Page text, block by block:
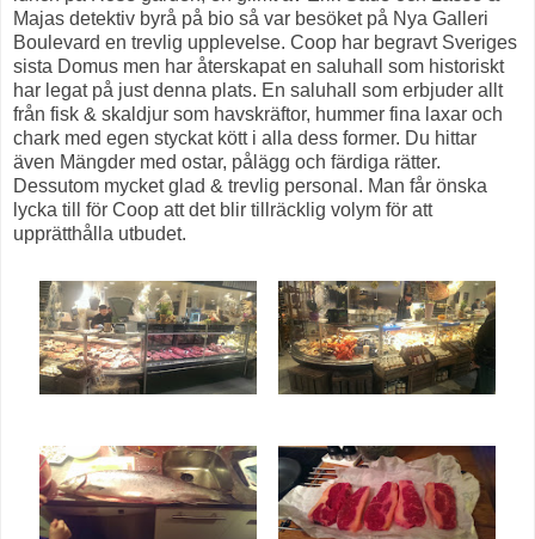
Majas detektiv byrå på bio så var besöket på Nya Galleri
Boulevard en trevlig upplevelse. Coop har begravt Sveriges
sista Domus men har återskapat en saluhall som historiskt
har legat på just denna plats. En saluhall som erbjuder allt
från fisk & skaldjur som havskräftor, hummer fina laxar och
chark med egen styckat kött i alla dess former. Du hittar
även Mängder med ostar, pålägg och färdiga rätter.
Dessutom mycket glad & trevlig personal. Man får önska
lycka till för Coop att det blir tillräcklig volym för att
upprätthålla utbudet.